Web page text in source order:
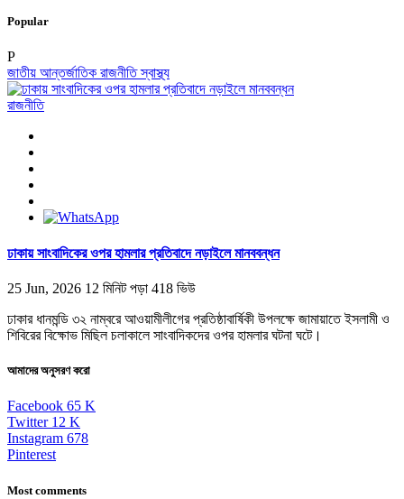
Popular
P
জাতীয় আন্তর্জাতিক রাজনীতিস্বাস্থ্য
রাজনীতি
ঢাকায় সাংবাদিকের ওপর হামলার প্রতিবাদে নড়াইলে মানববন্ধন
25 Jun, 2026 12 মিনিট পড়া 418 ভিউ
ঢাকার ধানমন্ডি ৩২ নাম্বরে আওয়ামীলীগের প্রতিষ্ঠাবার্ষিকী উপলক্ষে জামায়াতে ইসলামী ও
শিবিরের বিক্ষোভ মিছিল চলাকালে সাংবাদিকদের ওপর হামলার ঘটনা ঘটে।
আমাদের অনুসরণ করো
Facebook 65 K
Twitter 12 K
Instagram 678
Pinterest
Most comments